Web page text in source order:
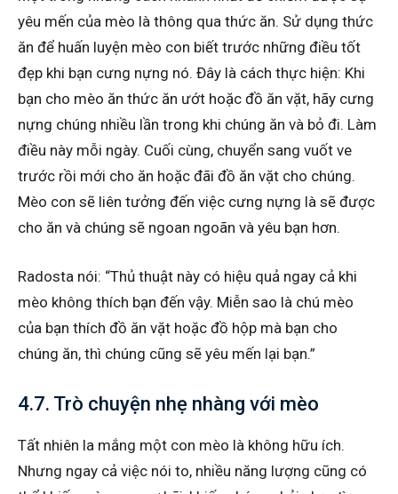
yêu mến của mèo là thông qua thức ăn. Sử dụng thức
ăn để huấn luyện mèo con biết trước những điều tốt
đẹp khi bạn cưng nựng nó. Đây là cách thực hiện: Khi
bạn cho mèo ăn thức ăn ướt hoặc đồ ăn vặt, hãy cưng
nựng chúng nhiều lần trong khi chúng ăn và bỏ đi. Làm
điều này mỗi ngày. Cuối cùng, chuyển sang vuốt ve
trước rồi mới cho ăn hoặc đãi đồ ăn vặt cho chúng.
Mèo con sẽ liên tưởng đến việc cưng nựng là sẽ được
cho ăn và chúng sẽ ngoan ngoãn và yêu bạn hơn.
Radosta nói: “Thủ thuật này có hiệu quả ngay cả khi
mèo không thích bạn đến vậy. Miễn sao là chú mèo
của bạn thích đồ ăn vặt hoặc đồ hộp mà bạn cho
chúng ăn, thì chúng cũng sẽ yêu mến lại bạn.”
4.7. Trò chuyện nhẹ nhàng với mèo
Tất nhiên la mắng một con mèo là không hữu ích.
Nhưng ngay cả việc nói to, nhiều năng lượng cũng có